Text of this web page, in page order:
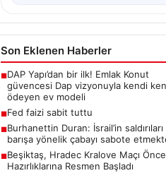
Son Eklenen Haberler
■DAP Yapı’dan bir ilk! Emlak Konut
güvencesi Dap vizyonuyla kendi
ödeyen ev modeli
■Fed faizi sabit tuttu
■Burhanettin Duran: İsrail’in saldırıları
barışa yönelik çabayı sabote
■Beşiktaş, Hradec Kralove Maçı
Hazırlıklarına Resmen Başladı